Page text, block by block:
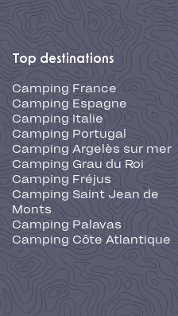
Top destinations
Camping France
Camping Espagne
Camping Italie
Camping Portugal
Camping Argelès sur mer
Camping Grau du Roi
Camping Fréjus
Camping Saint Jean de
Monts
Camping Palavas
Camping Côte Atlantique